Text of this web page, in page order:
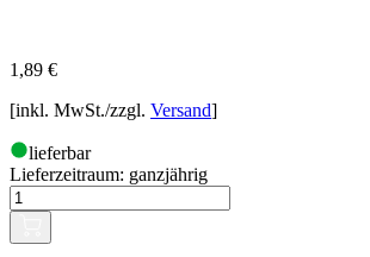
1,89 €
[inkl. MwSt./zzgl. Versand]
lieferbar
Lieferzeitraum: ganzjährig